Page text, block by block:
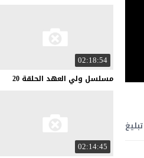
تبليغ
02:18:54
مسلسل ولي العهد الحلقة 20
02:14:45